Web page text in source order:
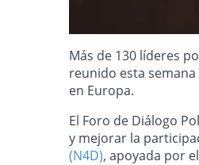
Más de 130 líderes
reunido esta
en Europa.
El Foro de Diálogo
y mejorar la
(N4D), apoyada por